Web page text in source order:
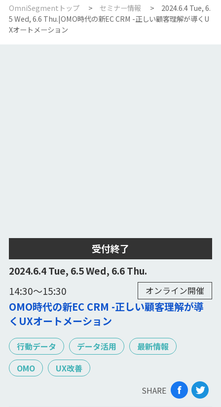
OmniSegmentトップ
セミナー情報
2024.6.4 Tue, 6.
5 Wed, 6.6 Thu.|OMO時代の新EC CRM -正しい顧客理解が導くU
Xオートメーション
受付終了
2024.6.4 Tue, 6.5 Wed, 6.6 Thu.
14:30〜15:30
オンライン開催
OMO時代の新EC CRM -正しい顧客理解が導
くUXオートメーション
行動データ データ活用
最新情報
OMO
UX改善
SHARE